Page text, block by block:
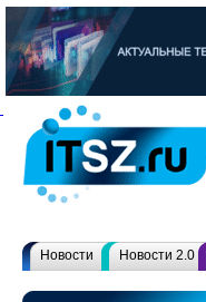
Новости Новости 2.0